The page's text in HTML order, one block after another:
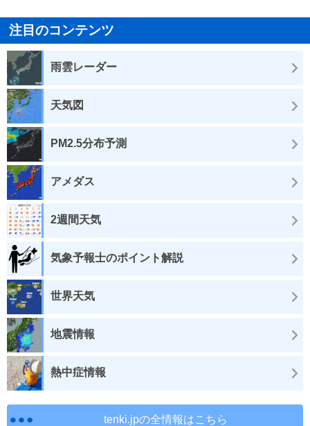
注目のコンテンツ
雨雲レーダー
天気図
PM2.5分布予測
アメダス
2週間天気
気象予報士のポイント解説
世界天気
地震情報
熱中症情報
tenki.jpの全情報はこちら